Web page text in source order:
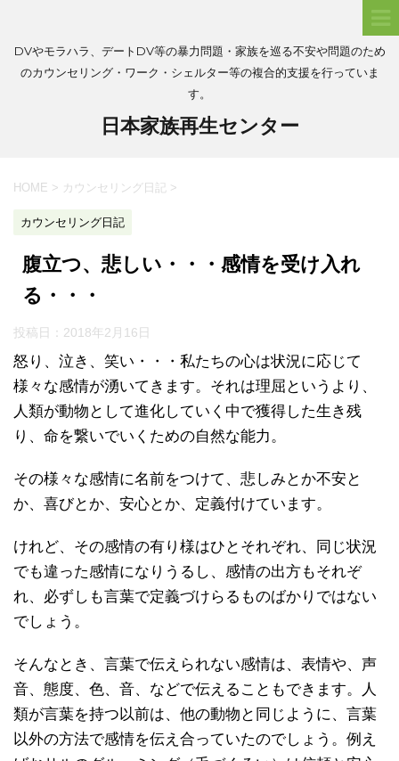
DVやモラハラ、デートDV等の暴力問題・家族を巡る不安や問題のため
のカウンセリング・ワーク・シェルター等の複合的支援を行っていま
す。
日本家族再生センター
HOME > カウンセリング日記 >
カウンセリング日記
腹立つ、悲しい・・・感情を受け入れ
る・・・
投稿日： 2018年2月16日
怒り、泣き、笑い・・・私たちの心は状況に応じて
様々な感情が湧いてきます。それは理屈というより、
人類が動物として進化していく中で獲得した生き残
り、命を繋いでいくための自然な能力。
その様々な感情に名前をつけて、悲しみとか不安と
か、喜びとか、安心とか、定義付けています。
けれど、その感情の有り様はひとそれぞれ、同じ状況
でも違った感情になりうるし、感情の出方もそれぞ
れ、必ずしも言葉で定義づけらるものばかりではない
でしょう。
そんなとき、言葉で伝えられない感情は、表情や、声
音、態度、色、音、などで伝えることもできます。人
類が言葉を持つ以前は、他の動物と同じように、言葉
以外の方法で感情を伝え合っていたのでしょう。例え